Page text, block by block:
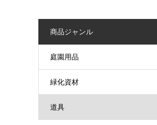
商品ジャンル
庭園用品
緑化資材
道具